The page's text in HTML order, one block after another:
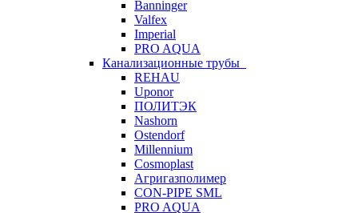
Banninger
Valfex
Imperial
PRO AQUA
Канализационные трубы
REHAU
Uponor
ПОЛИТЭК
Nashorn
Ostendorf
Millennium
Cosmoplast
Агригазполимер
CON-PIPE SML
PRO AQUA